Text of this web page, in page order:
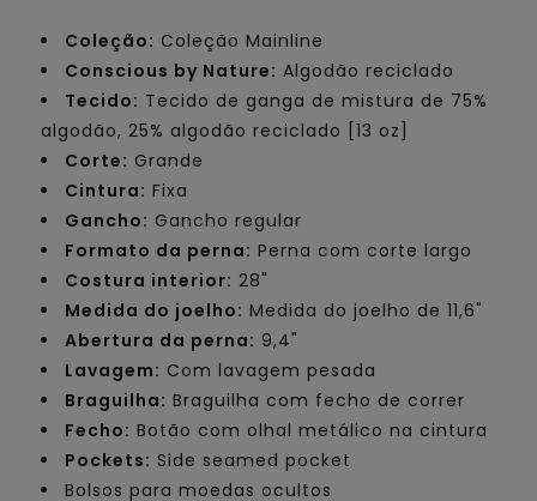
Coleção: Coleção Mainline
Conscious by Nature: Algodão reciclado
Tecido: Tecido de ganga de mistura de 75%
algodão, 25% algodão reciclado [13 oz]
Corte: Grande
Cintura: Fixa
Gancho: Gancho regular
Formato da perna: Perna com corte largo
Costura interior: 28"
Medida do joelho: Medida do joelho de 11,6"
Abertura da perna: 9,4"
Lavagem: Com lavagem pesada
Braguilha: Braguilha com fecho de correr
Fecho: Botão com olhal metálico na cintura
Pockets: Side seamed pocket
Bolsos para moedas ocultos